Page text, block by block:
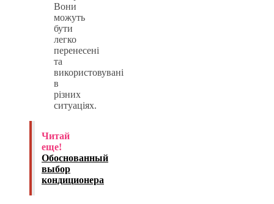
Вони
можуть
бути
легко
перенесені
та
використовувані
в
різних
ситуаціях.
Читай
еще!
Обоснованный
выбор
кондиционера